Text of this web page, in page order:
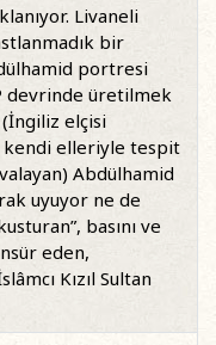
Livaneli
bir
portresi
devrinde üretilmek
(İngiliz elçisi
kendi elleriyle tespit
Abdülhamid
uyuyor ne de
basını ve
eden,
Kızıl Sultan